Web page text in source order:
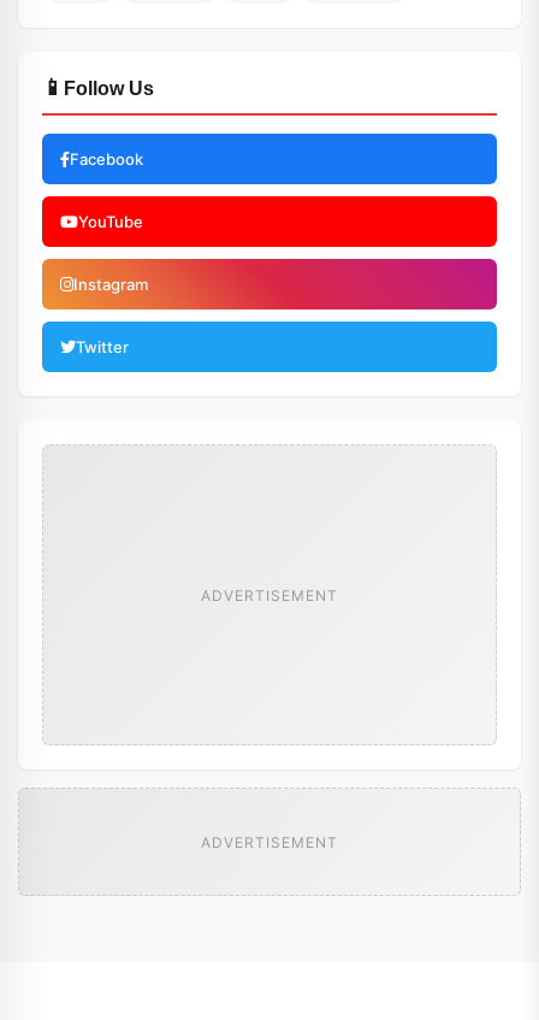
📱 Follow Us
Facebook
YouTube
Instagram
Twitter
ADVERTISEMENT
ADVERTISEMENT